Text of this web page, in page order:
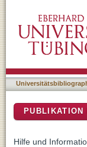
induced
PUBLIKATION
Hilfe und